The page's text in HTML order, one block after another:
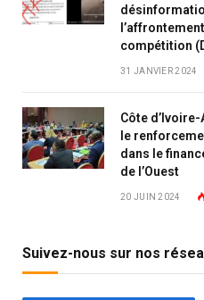
compétition
31 JANVIER 2024
Côte
le
dans le
de l’Ouest
20 JUIN 2024
Suivez-nous sur nos